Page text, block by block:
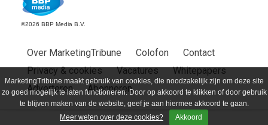
MarketingTribune maakt gebruik van cookies, die noodzakelijk zijn om deze site
zo goed mogelijk te laten functioneren. Door op akkoord te klikken of door gebruik
te blijven maken van de website, geef je aan hiermee akkoord te gaan.
Meer weten over deze cookies?
Akkoord
©2026 BBP Media B.V.
Over MarketingTribune Colofon
Contact
Privacy & cookies
Vacatures
Whitepapers
Adverteren
Abonneren